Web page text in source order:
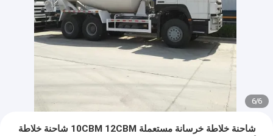
1
/
6
شاحنة خلاطة خرسانة مستعملة 10CBM 12CBM شاحنة خلاطة